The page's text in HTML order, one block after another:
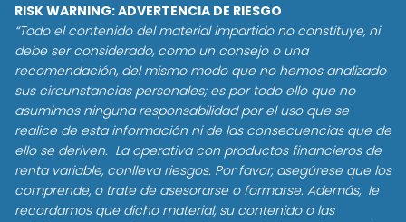
RISK WARNING: ADVERTENCIA DE RIESGO
“Todo el contenido del material impartido no constituye, ni
debe ser considerado, como un consejo o una
recomendación, del mismo modo que no hemos analizado
sus circunstancias personales; es por todo ello que no
asumimos ninguna responsabilidad por el uso que se
realice de esta información ni de las consecuencias que de
ello se deriven. La operativa con productos financieros de
renta variable, conlleva riesgos. Por favor, asegúrese que los
comprende, o trate de asesorarse o formarse. Además, le
recordamos que dicho material, su contenido o las